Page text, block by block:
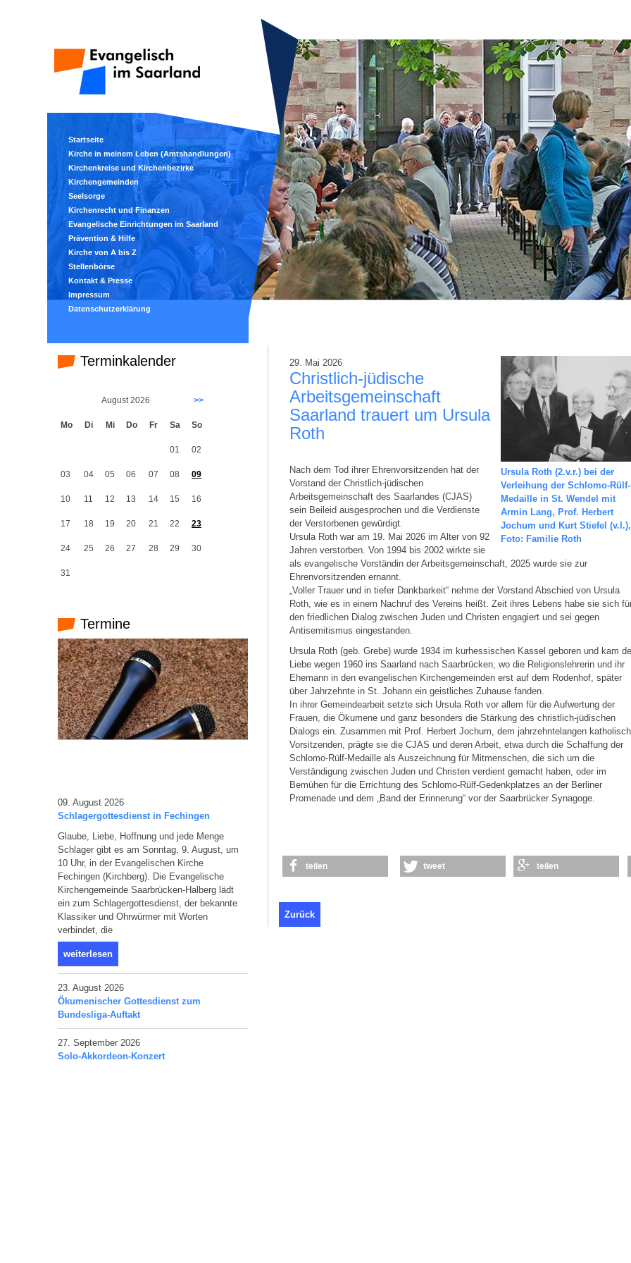
Startseite
Kirche in meinem Leben (Amtshandlungen)
Kirchenkreise und Kirchenbezirke
Kirchengemeinden
Seelsorge
Kirchenrecht und Finanzen
Evangelische Einrichtungen im Saarland
Prävention & Hilfe
Kirche von A bis Z
Stellenbörse
Kontakt & Presse
Impressum
Datenschutzerklärung
Terminkalender
August 2026 >>
Mo Di Mi Do Fr Sa So
01 02
03 04 05 06 07 08 09
10 11 12 13 14 15 16
17 18 19 20 21 22 23
24 25 26 27 28 29 30
31
Termine
09. August 2026
Schlagergottesdienst in Fechingen
Glaube, Liebe, Hoffnung und jede Menge
Schlager gibt es am Sonntag, 9. August, um
10 Uhr, in der Evangelischen Kirche
Fechingen (Kirchberg). Die Evangelische
Kirchengemeinde Saarbrücken-Halberg lädt
ein zum Schlagergottesdienst, der bekannte
Klassiker und Ohrwürmer mit Worten
verbindet, die
weiterlesen
23. August 2026
Ökumenischer Gottesdienst zum
Bundesliga-Auftakt
27. September 2026
Solo-Akkordeon-Konzert
Ursula Roth (2.v.r.) bei der
Verleihung der Schlomo-Rülf-
Medaille in St. Wendel mit
Armin Lang, Prof. Herbert
Jochum und Kurt Stiefel (v.l.),
Foto: Familie Roth
29. Mai 2026
Christlich-jüdische
Arbeitsgemeinschaft
Saarland trauert um Ursula
Roth
Nach dem Tod ihrer Ehrenvorsitzenden hat der
Vorstand der Christlich-jüdischen
Arbeitsgemeinschaft des Saarlandes (CJAS)
sein Beileid ausgesprochen und die Verdienste
der Verstorbenen gewürdigt.
Ursula Roth war am 19. Mai 2026 im Alter von 92
Jahren verstorben. Von 1994 bis 2002 wirkte sie
als evangelische Vorständin der Arbeitsgemeinschaft, 2025 wurde sie zur
Ehrenvorsitzenden ernannt.
„Voller Trauer und in tiefer Dankbarkeit“ nehme der Vorstand Abschied von Ursula
Roth, wie es in einem Nachruf des Vereins heißt. Zeit ihres Lebens habe sie sich
den friedlichen Dialog zwischen Juden und Christen engagiert und sei gegen
Antisemitismus eingestanden.
Ursula Roth (geb. Grebe) wurde 1934 im kurhessischen Kassel geboren und kam
Liebe wegen 1960 ins Saarland nach Saarbrücken, wo die Religionslehrerin und ihr
Ehemann in den evangelischen Kirchengemeinden erst auf dem Rodenhof, später
über Jahrzehnte in St. Johann ein geistliches Zuhause fanden.
In ihrer Gemeindearbeit setzte sich Ursula Roth vor allem für die Aufwertung der
Frauen, die Ökumene und ganz besonders die Stärkung des christlich-jüdischen
Dialogs ein. Zusammen mit Prof. Herbert Jochum, dem jahrzehntelangen
Vorsitzenden, prägte sie die CJAS und deren Arbeit, etwa durch die Schaffung der
Schlomo-Rülf-Medaille als Auszeichnung für Mitmenschen, die sich um die
Verständigung zwischen Juden und Christen verdient gemacht haben, oder im
Bemühen für die Errichtung des Schlomo-Rülf-Gedenkplatzes an der Berliner
Promenade und dem „Band der Erinnerung“ vor der Saarbrücker Synagoge.
teilen tweet teilen
Zurück